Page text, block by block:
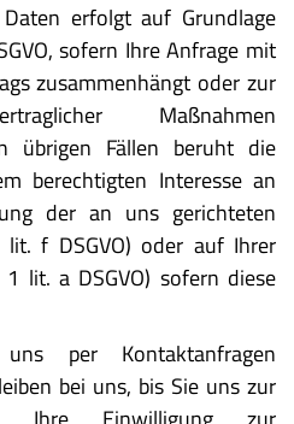
erfolgt auf Grundlage
sofern Ihre Anfrage mit
zusammenhängt oder zur
Maßnahmen
übrigen Fällen beruht die
berechtigten Interesse an
der an uns gerichteten
f DSGVO) oder auf Ihrer
lit. a DSGVO) sofern diese
per Kontaktanfragen
bei uns, bis Sie uns zur